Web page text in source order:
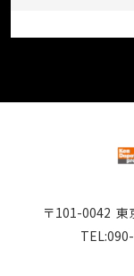
〒101-0042 東
TEL: